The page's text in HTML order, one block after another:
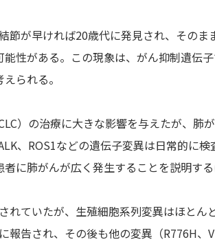
節が早ければ20歳代に発見され、そのま
性がある。この現象は、がん抑制遺伝
られる。
）の治療に大きな影響を与えたが、肺
、ROS1などの遺伝子変異は日常的に
に肺がんが広く発生することを説明する
れていたが、生殖細胞系列変異はほとん
報告され、その後も他の変異（R776H、